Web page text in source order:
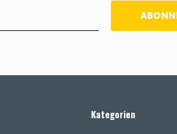
Kategorien